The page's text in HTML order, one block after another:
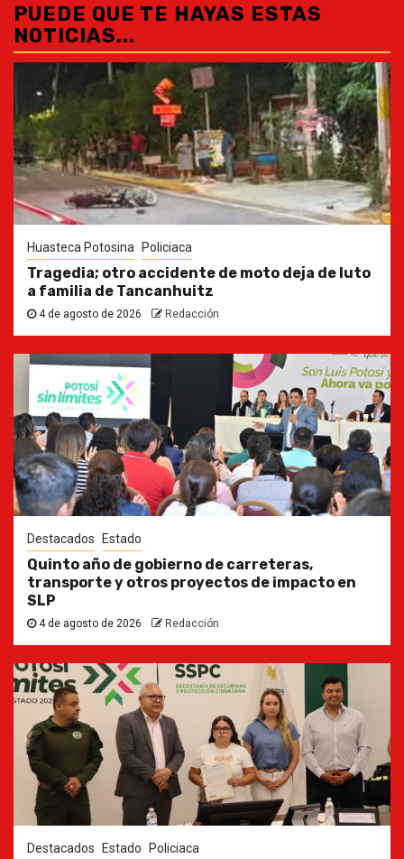
PUEDE QUE TE HAYAS ESTAS
NOTICIAS...
Huasteca Potosina Policiaca
Tragedia; otro accidente de moto deja de luto
a familia de Tancanhuitz
4 de agosto de 2026 Redacción
Destacados Estado
Quinto año de gobierno de carreteras,
transporte y otros proyectos de impacto en
SLP
4 de agosto de 2026 Redacción
Destacados Estado Policiaca